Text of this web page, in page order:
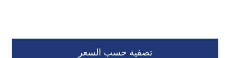
تصفية حسب السعر